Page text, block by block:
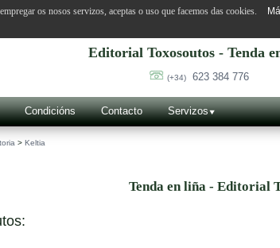
Editorial Toxosoutos - Tenda
(+34) 623 384 776
Condicións Contacto Servizos
> Keltia
Tenda en liña - Editorial
os nosos servizos, aceptas o uso que facemos das cookies.